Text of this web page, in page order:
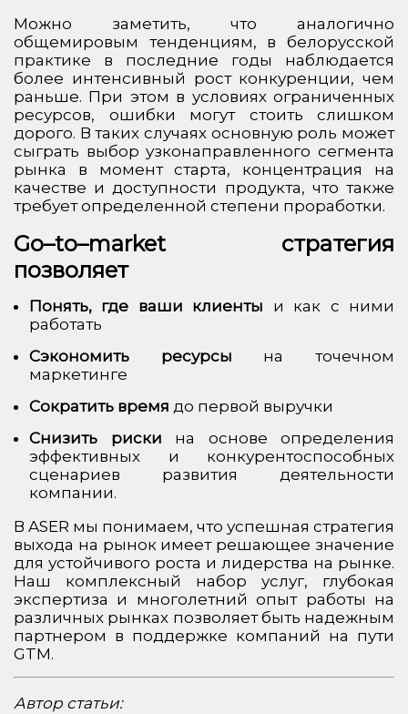
Можно заметить, что аналогично
общемировым тенденциям, в белорусской
практике в последние годы наблюдается
более интенсивный рост конкуренции, чем
раньше. При этом в условиях ограниченных
ресурсов, ошибки могут стоить слишком
дорого. В таких случаях основную роль может
сыграть выбор узконаправленного сегмента
рынка в момент старта, концентрация на
качестве и доступности продукта, что также
требует определенной степени проработки.
Go–to–marketстратегия
позволяет
Понять, где ваши клиенты и как с ними
работать
Сэкономить ресурсы на точечном
маркетинге
Сократить время до первой выручки
Снизить риски на основе определения
эффективных и конкурентоспособных
сценариев развития деятельности
компании.
В ASER мы понимаем, что успешная стратегия
выхода на рынок имеет решающее значение
для устойчивого роста и лидерства на рынке.
Наш комплексный набор услуг, глубокая
экспертиза и многолетний опыт работы на
различных рынках позволяет быть надежным
партнером в поддержке компаний на пути
GTM.
Автор статьи: